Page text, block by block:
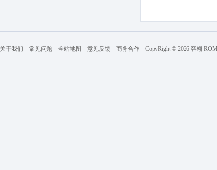
关于我们 常见问题 全站地图 意见反馈 商务合作 CopyRight © 2026 容翊